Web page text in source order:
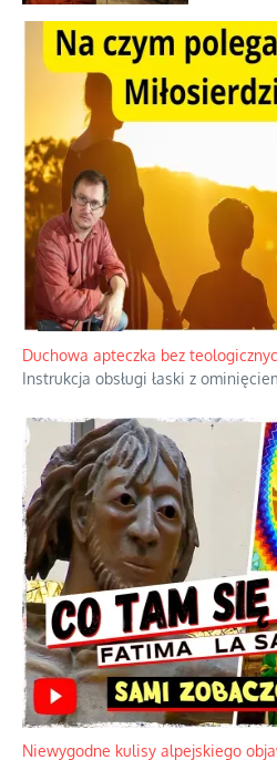
Duchowa apteczka bez
Instrukcja obsługi łaski z
Niewygodne kulisy alpejskiego